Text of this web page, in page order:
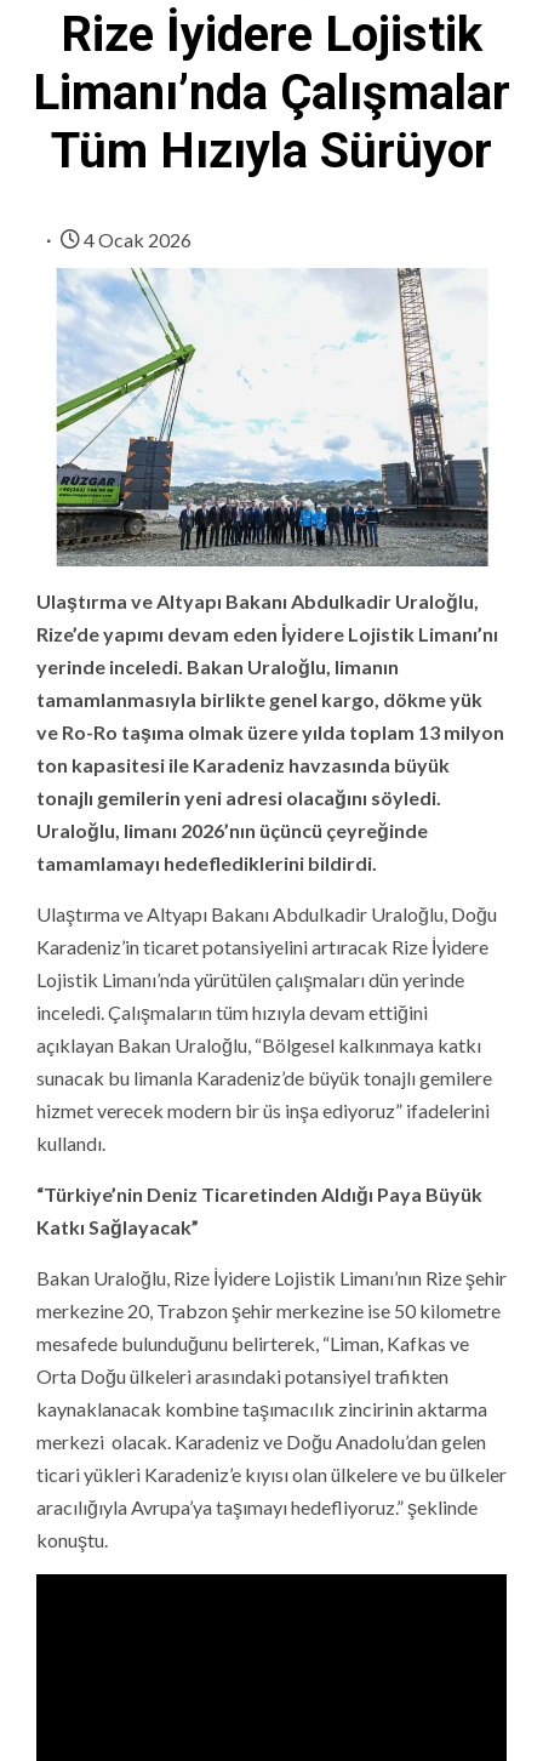
Rize İyidere Lojistik
Limanı’nda Çalışmalar
Tüm Hızıyla Sürüyor
4 Ocak 2026
Ulaştırma ve Altyapı Bakanı Abdulkadir Uraloğlu,
Rize’de yapımı devam eden İyidere Lojistik Limanı’nı
yerinde inceledi. Bakan Uraloğlu, limanın
tamamlanmasıyla birlikte genel kargo, dökme yük
ve Ro-Ro taşıma olmak üzere yılda toplam 13 milyon
ton kapasitesi ile Karadeniz havzasında büyük
tonajlı gemilerin yeni adresi olacağını söyledi.
Uraloğlu, limanı 2026’nın üçüncü çeyreğinde
tamamlamayı hedeflediklerini bildirdi.
Ulaştırma ve Altyapı Bakanı Abdulkadir Uraloğlu, Doğu
Karadeniz’in ticaret potansiyelini artıracak Rize İyidere
Lojistik Limanı’nda yürütülen çalışmaları dün yerinde
inceledi. Çalışmaların tüm hızıyla devam ettiğini
açıklayan Bakan Uraloğlu, “Bölgesel kalkınmaya katkı
sunacak bu limanla Karadeniz’de büyük tonajlı gemilere
hizmet verecek modern bir üs inşa ediyoruz” ifadelerini
kullandı.
“Türkiye’nin Deniz Ticaretinden Aldığı Paya Büyük
Katkı Sağlayacak”
Bakan Uraloğlu, Rize İyidere Lojistik Limanı’nın Rize şehir
merkezine 20, Trabzon şehir merkezine ise 50 kilometre
mesafede bulunduğunu belirterek, “Liman, Kafkas ve
Orta Doğu ülkeleri arasındaki potansiyel trafikten
kaynaklanacak kombine taşımacılık zincirinin aktarma
merkezi olacak. Karadeniz ve Doğu Anadolu’dan gelen
ticari yükleri Karadeniz’e kıyısı olan ülkelere ve bu ülkeler
aracılığıyla Avrupa’ya taşımayı hedefliyoruz.” şeklinde
konuştu.